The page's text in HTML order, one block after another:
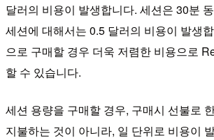
달러의 비용이 발생합니다. 세션은 30분
세션에 대해서는 0.5 달러의 비용이 발생
으로 구매할 경우 더욱 저렴한 비용으로
할 수 있습니다.
세션 용량을 구매할 경우, 구매시 선불로
지불하는 것이 아니라, 일 단위로 비용이